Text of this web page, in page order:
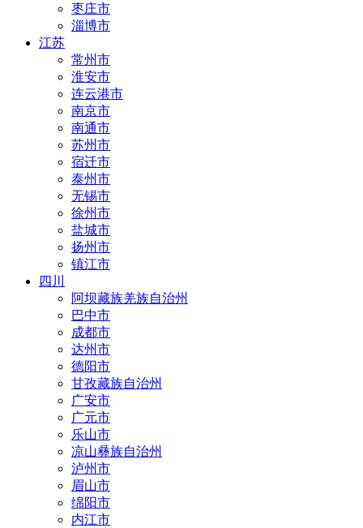
枣庄市
淄博市
江苏
常州市
淮安市
连云港市
南京市
南通市
苏州市
宿迁市
泰州市
无锡市
徐州市
盐城市
扬州市
镇江市
四川
阿坝藏族羌族自治州
巴中市
成都市
达州市
德阳市
甘孜藏族自治州
广安市
广元市
乐山市
凉山彝族自治州
泸州市
眉山市
绵阳市
内江市